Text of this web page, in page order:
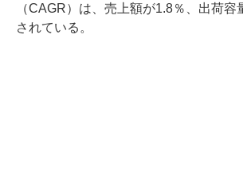
（CAGR）は、売上額が1.8％、出荷容
されている。